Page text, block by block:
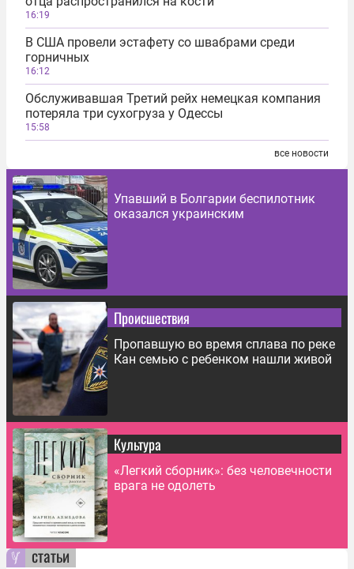
16:19
В США провели эстафету со швабрами среди
горничных
16:12
Обслуживавшая Третий рейх немецкая компания
потеряла три сухогруза у Одессы
15:58
все новости
Упавший в Болгарии беспилотник
оказался украинским
Происшествия
Пропавшую во время сплава по реке
Кан семью с ребенком нашли живой
Культура
«Легкий сборник»: без человечности
врага не одолеть
статьи